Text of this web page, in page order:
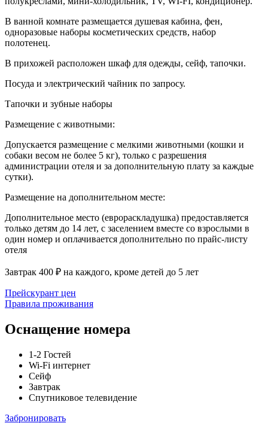
В ванной комнате размещается душевая кабина, фен,
одноразовые наборы косметических средств, набор
полотенец.
В прихожей расположен шкаф для одежды, сейф, тапочки.
Посуда и электрический чайник по запросу.
Тапочки и зубные наборы
Размещение с животными:
Допускается размещение с мелкими животными (кошки и
собаки весом не более 5 кг), только с разрешения
администрации отеля и за дополнительную плату за каждые
сутки).
Размещение на дополнительном месте:
Дополнительное место (еврораскладушка) предоставляется
только детям до 14 лет, с заселением вместе со взрослыми в
один номер и оплачивается дополнительно по прайс-листу
отеля
Завтрак 400 ₽ на каждого, кроме детей до 5 лет
Прейскурант цен
Правила проживания
Оснащение номера
1-2 Гостей
Wi-Fi интернет
Сейф
Завтрак
Спутниковое телевидение
Забронировать